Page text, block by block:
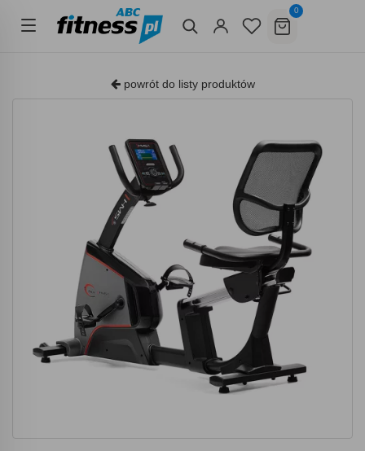
0
powrót do listy produktów